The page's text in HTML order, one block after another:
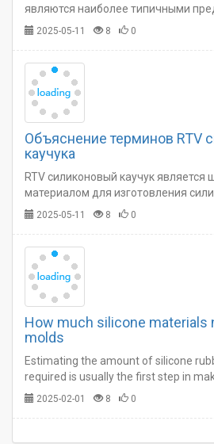
являются наиболее типичными
силиконового каучука. Эти два типа
2025-05-11 8 0
Объяснение терминов RTV
каучука
RTV силиконовый каучук
материалом для изготовления
сырьевой материал содержит
объясняется.…
2025-05-11 8 0
How much silicone materials
molds
Estimating the amount of silicone
required is usually the first step in
having enough material or having too
2025-02-01 8 0